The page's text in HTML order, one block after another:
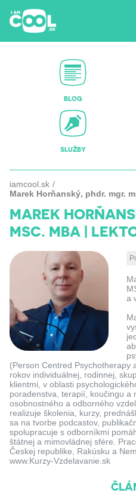
BLOG
SLUŽBY
iamcool.sk
Marek Horňanský, phdr. mgr.
MAREK
MSC. MBA |
a
(Person Centred Psychotherapy
rokov individuálnej, rodinnej,
klientmi, v oblasti
poradenstva, terapií, koučingu a
osobnostného a odborného
realizuje školenia, kurzy,
sa na tvorbe podcastov,
spolupracuje s odborníkmi
štátnej a mimovládnej sfére.
Českej republike, Rakúsku a
www.Kurzy-Vzdelavanie.sk